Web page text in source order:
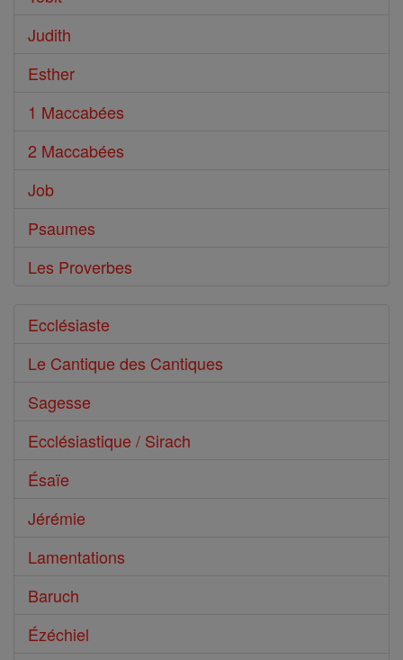
Judith
Esther
1 Maccabées
2 Maccabées
Job
Psaumes
Les Proverbes
Ecclésiaste
Le Cantique des Cantiques
Sagesse
Ecclésiastique / Sirach
Ésaïe
Jérémie
Lamentations
Baruch
Ézéchiel